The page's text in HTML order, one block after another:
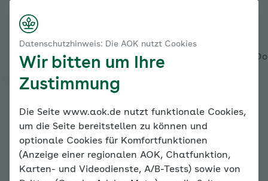
Alles über den Coach Mein Coach Meine
Risikofaktoren und Begleiterkrankungen
Fettstoffwechselstörungen
HDL-Cholesterin – günstig für die Gefäße
Online-Coach
Bluthochdruck
Datenschutzhinweis: Die AOK nutzt Cookies
Wir bitten um Ihre
Zustimmung
Die Seite www.aok.de nutzt funktionale Cookies,
um die Seite bereitstellen zu können und
optionale Cookies für Komfortfunktionen
(Anzeige einer regionalen AOK, Chatfunktion,
Karten- und Videodienste, A/B-Tests) sowie von